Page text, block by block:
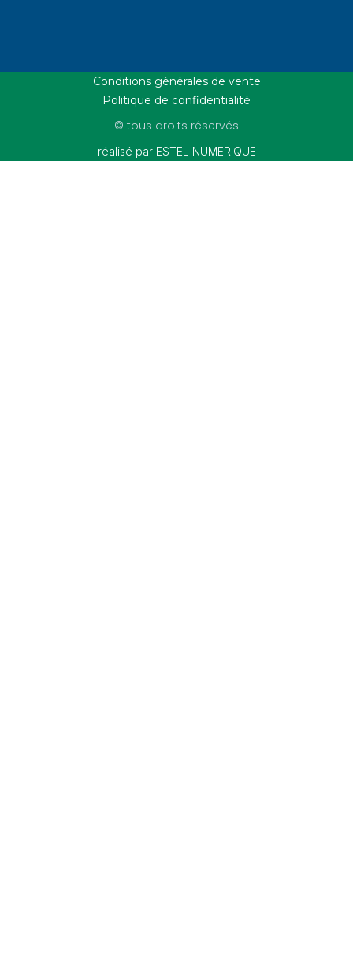
Conditions générales de vente
Politique de confidentialité
© tous droits réservés
réalisé par ESTEL NUMERIQUE